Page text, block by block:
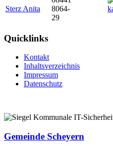
Sterz Anita
8064-
29
Quicklinks
Kontakt
Inhaltsverzeichnis
Impressum
Datenschutz
Gemeinde Scheyern